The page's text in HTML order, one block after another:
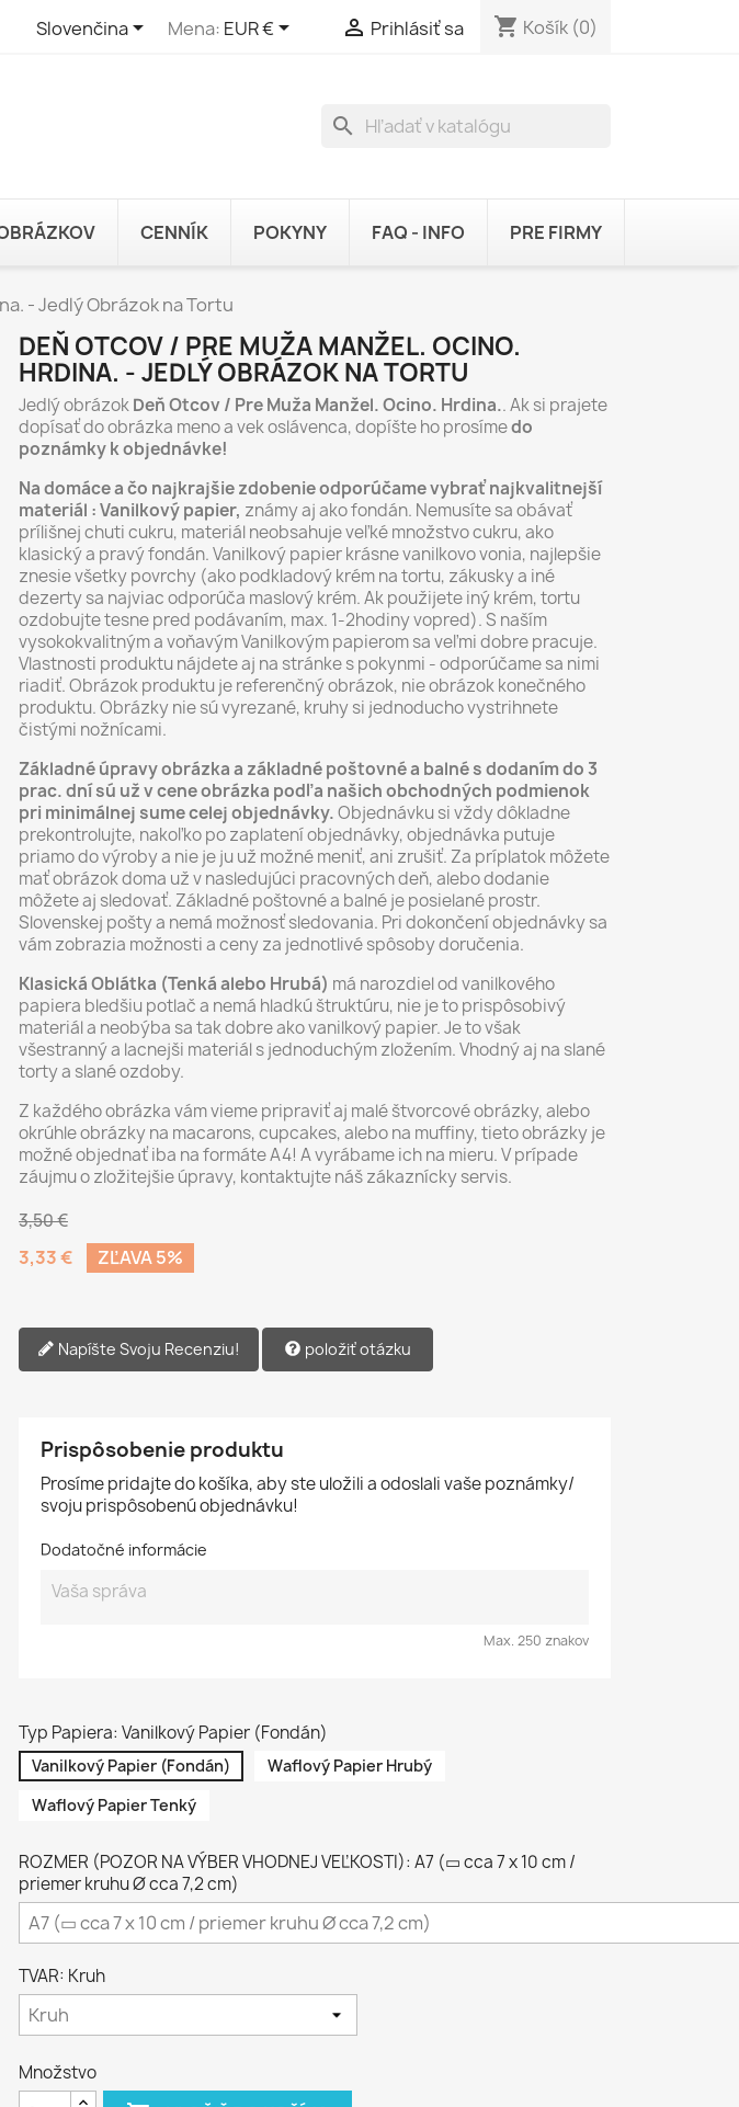
Slovenčina Mena: EUR €  Prihlásiť sa shopping_cart Košík (0)
search
CENNÍK POKYNY FAQ - INFO PRE FIRMY
- Jedlý Obrázok na Tortu
DEŇ OTCOV / PRE MUŽA MANŽEL. OCINO.
HRDINA. - JEDLÝ OBRÁZOK NA TORTU
Jedlý obrázokDeň Otcov / Pre Muža Manžel. Ocino. Hrdina.. Ak si prajete
dopísať do obrázka meno a vek oslávenca, dopíšte ho prosímedo
poznámky k objednávke!
Na domáce a čo najkrajšie zdobenie odporúčame vybrať najkvalitnejší
materiál : Vanilkový papier, známy aj ako fondán. Nemusíte sa obávať
prílišnej chuti cukru, materiál neobsahuje veľké množstvo cukru, ako
klasický a pravý fondán. Vanilkový papier krásne vanilkovo vonia, najlepšie
znesie všetky povrchy (ako podkladový krém na tortu, zákusky a iné
dezerty sa najviac odporúča maslový krém. Ak použijete iný krém, tortu
ozdobujte tesne pred podávaním, max. 1-2hodiny vopred). S naším
vysokokvalitným a voňavým Vanilkovým papierom sa veľmi dobre pracuje.
Vlastnosti produktu nájdete aj na stránke s pokynmi - odporúčame sa nimi
riadiť. Obrázok produktu je referenčný obrázok, nie obrázok konečného
produktu. Obrázky nie sú vyrezané, kruhy si jednoducho vystrihnete
čistými nožnícami.
Základné úpravy obrázka a základné poštovné a balné s dodaním do 3
prac. dní sú už v cene obrázka podľa našich obchodných podmienok
pri minimálnej sume celej objednávky.Objednávku si vždy dôkladne
prekontrolujte, nakoľko po zaplatení objednávky, objednávka putuje
priamo do výroby a nie je ju už možné meniť, ani zrušiť. Za príplatok môžete
mať obrázok doma už v nasledujúci pracovných deň, alebo dodanie
môžete aj sledovať. Základné poštovné a balné je posielané prostr.
Slovenskej pošty a nemá možnosť sledovania. Pri dokončení objednávky sa
vám zobrazia možnosti a ceny za jednotlivé spôsoby doručenia.
Klasická Oblátka (Tenká alebo Hrubá) má narozdiel od vanilkového
papiera bledšiu potlač a nemá hladkú štruktúru, nie je to prispôsobivý
materiál a neobýba sa tak dobre ako vanilkový papier. Je to však
všestranný a lacnejši materiál s jednoduchým zložením. Vhodný aj na slané
torty a slané ozdoby.
Z každého obrázka vám vieme pripraviť aj malé štvorcové obrázky, alebo
okrúhle obrázky na macarons, cupcakes, alebo na muffiny, tieto obrázky je
možné objednať iba na formáte A4! A vyrábame ich na mieru. V prípade
záujmu o zložitejšie úpravy, kontaktujte náš zákaznícky servis.
3,50 €
3,33 € ZĽAVA 5%
Napíšte Svoju Recenziu! položiť otázku
Prispôsobenie produktu
Prosíme pridajte do košíka, aby ste uložili a odoslali vaše poznámky/
svoju prispôsobenú objednávku!
Dodatočné informácie
Max. 250 znakov
Typ Papiera: Vanilkový Papier (Fondán)
Vanilkový Papier (Fondán)
Waflový Papier Hrubý
Waflový Papier Tenký
ROZMER (POZOR NA VÝBER VHODNEJ VEĽKOSTI): A7 (▭ cca 7 x 10 cm /
priemer kruhu Ø cca 7,2 cm)
TVAR: Kruh
Množstvo